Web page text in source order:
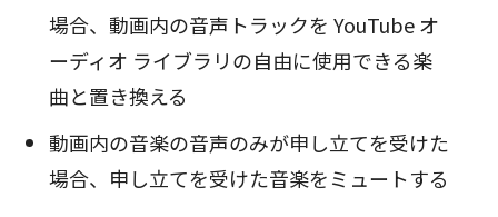
場合、動画内の音声トラックを YouTube オ
ーディオ ライブラリの自由に使用できる楽
曲と置き換える
動画内の音楽の音声のみが申し立てを受けた
場合、申し立てを受けた音楽をミュートする